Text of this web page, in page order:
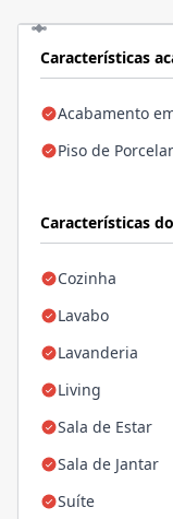
Características
Acabamento
Piso de
Características
Cozinha
Lavabo
Lavanderia
Living
Sala de Estar
Sala de Jantar
Suíte